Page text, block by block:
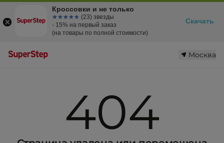
Москва
404
Кроссовки и не только
☆☆☆☆☆
★★★★★ (23) звезды
- 15% на первый заказ
(на товары по полной стоимости)
Скачать